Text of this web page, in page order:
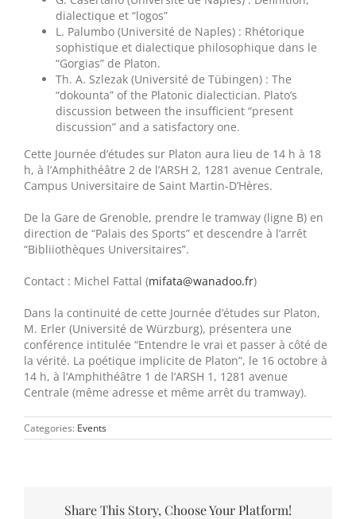
dialectique et “logos”
L. Palumbo (Université de Naples) : Rhétorique
sophistique et dialectique philosophique dans le
“Gorgias” de Platon.
Th. A. Szlezak (Université de Tübingen) : The
“dokounta” of the Platonic dialectician. Plato’s
discussion between the insufficient “present
discussion” and a satisfactory one.
Cette Journée d’études sur Platon aura lieu de 14 h à 18
h, à l’Amphithéâtre 2 de l’ARSH 2, 1281 avenue Centrale,
Campus Universitaire de Saint Martin-D’Hères.
De la Gare de Grenoble, prendre le tramway (ligne B) en
direction de “Palais des Sports” et descendre à l’arrêt
“Bibliiothèques Universitaires”.
Contact : Michel Fattal (mifata@wanadoo.fr)
Dans la continuité de cette Journée d’études sur Platon,
M. Erler (Université de Würzburg), présentera une
conférence intitulée “Entendre le vrai et passer à côté de
la vérité. La poétique implicite de Platon”, le 16 octobre à
14 h, à l’Amphithéâtre 1 de l’ARSH 1, 1281 avenue
Centrale (même adresse et même arrêt du tramway).
Categories: Events
Share This Story, Choose Your Platform!